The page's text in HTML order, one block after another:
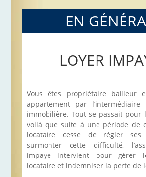
EN
LOYER
Vous êtes propriétaire bailleur
appartement par l’intermédiaire
immobilière. Tout se passait pour
voilà que suite à une période de
locataire cesse de régler ses
surmonter cette difficulté,
impayé intervient pour gérer
locataire et indemniser la perte de